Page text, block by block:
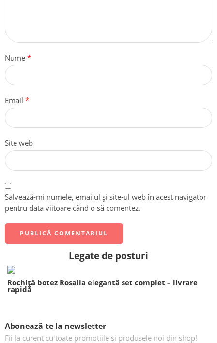
Nume *
Email *
Site web
Salvează-mi numele, emailul și site-ul web în acest navigator
pentru data viitoare când o să comentez.
Legate de posturi
Rochiță botez Rosalia elegantă set complet – livrare
rapidă
Abonează-te la newsletter
Fii la curent cu toate promotiile si produsele noi din shop!